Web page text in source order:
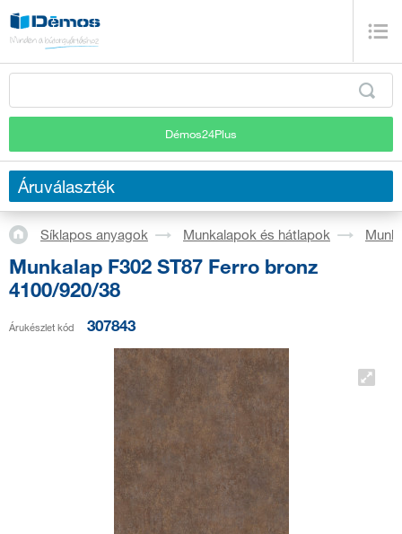
Démos24Plus
Áruválaszték
Síklapos anyagok Munkalapok és hátlapok
Munkalap F302 ST87 Ferro bronz
4100/920/38
Árukészlet kód 307843